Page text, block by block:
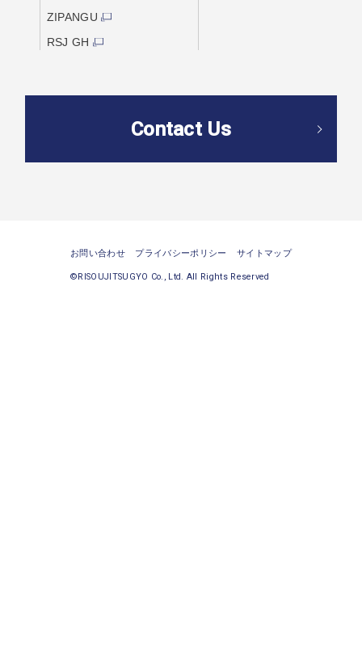
ZIPANGU
RSJ GH
Contact Us
お問い合わせ プライバシーポリシー サイトマップ
©RISOUJITSUGYO Co., Ltd. All Rights Reserved